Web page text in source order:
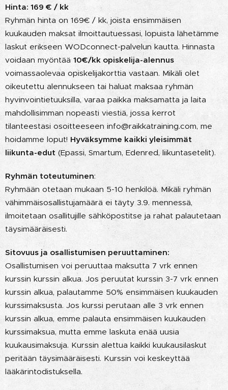
Hinta: 169 € / kk
Ryhmän hinta on 169€ / kk, joista ensimmäisen
kuukauden maksat ilmoittautuessasi, lopuista lähetämme
laskut erikseen WODconnect-palvelun kautta. Hinnasta
voidaan myöntää 10€/kk opiskelija-alennus
voimassaolevaa opiskelijakorttia vastaan. Mikäli olet
oikeutettu alennukseen tai haluat maksaa ryhmän
hyvinvointietuuksilla, varaa paikka maksamatta ja laita
mahdollisimman nopeasti viestiä, jossa kerrot
tilanteestasi osoitteeseen info@raikkatraining.com, me
hoidamme loput! Hyväksymme kaikki yleisimmät
liikunta-edut (Epassi, Smartum, Edenred, liikuntasetelit).
Ryhmän toteutuminen:
Ryhmään otetaan mukaan 5-10 henkilöä. Mikäli ryhmän
vähimmäisosallistujamäärä ei täyty 3.9. mennessä,
ilmoitetaan osallitujille sähköpostitse ja rahat palautetaan
täysimääräisesti.
Sitovuus ja osallistumisen peruuttaminen:
Osallistumisen voi peruuttaa maksutta 7 vrk ennen
kurssin kurssin alkua. Jos peruutat kurssin 3-7 vrk ennen
kurssin alkua, palautamme 50% ensimmäisen kuukauden
kurssimaksusta. Jos kurssi perutaan alle 3 vrk ennen
kurssin alkua, emme palauta ensimmäisen kuukauden
kurssimaksua, mutta emme laskuta enää uusia
kuukausimaksuja. Kurssin alettua kaikki kuukausilaskut
peritään täysimääräisesti. Kurssin voi keskeyttää
lääkärintodistuksella.